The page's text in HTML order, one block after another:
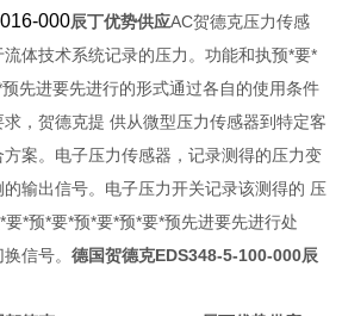
000辰丁优势供应AC贺德克压力传感
体技术系统记录的压力。功能和执预*要*
先进要先进行的形式通过各自的使用条件
，贺德克提 供从微型压力传感器到特定客
案。电子压力传感器，记录测得的压力变
输出信号。电子压力开关记录该测得的 压
*预*要*预*要*预*要*预先进要先进行处
换信号。德国贺德克EDS348-5-100-000辰